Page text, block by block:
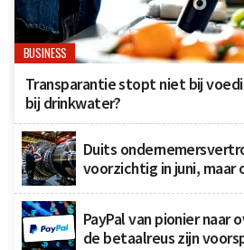
BUSINESS
Transparantie stopt niet bij
bij drinkwater?
Duits
voorzichtig in juni, maar
PayPal van pionier naar
de betaalreus zijn